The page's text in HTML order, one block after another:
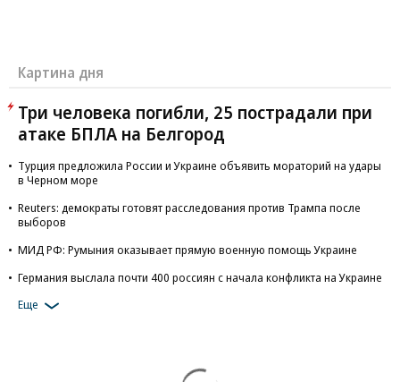
Картина дня
Три человека погибли, 25 пострадали при
атаке БПЛА на Белгород
Турция предложила России и Украине объявить мораторий на удары
в Черном море
Reuters: демократы готовят расследования против Трампа после
выборов
МИД РФ: Румыния оказывает прямую военную помощь Украине
Германия выслала почти 400 россиян с начала конфликта на Украине
Еще